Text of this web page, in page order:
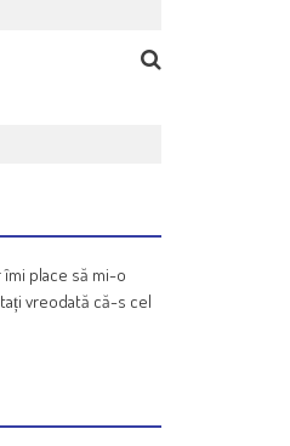
îmi place să mi-o
vreodată că-s cel